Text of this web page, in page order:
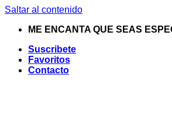
Saltar al contenido
ME ENCANTA QUE SEAS
Suscribete
Favoritos
Contacto